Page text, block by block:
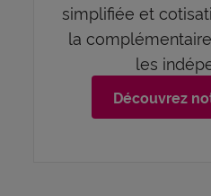
simplifiée et
la
les
Découvrez